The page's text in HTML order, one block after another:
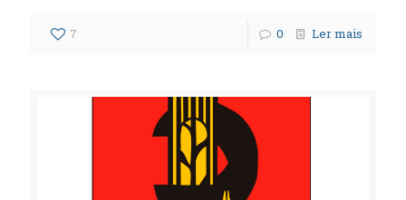
7 0 Ler mais